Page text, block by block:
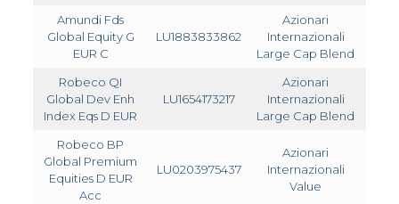
Amundi Fds
Global Equity G
EUR C
LU1883833862
Azionari
Internazionali
Large Cap Blend
Robeco QI
Global Dev Enh
Index Eqs D EUR
LU1654173217
Azionari
Internazionali
Large Cap Blend
Robeco BP
Global Premium
Equities D EUR
Acc
LU0203975437
Azionari
Internazionali
Value